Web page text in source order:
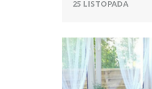
25 LISTOPADA